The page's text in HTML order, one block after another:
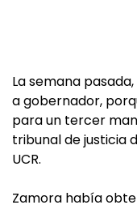
La semana
a gobernador,
para un tercer
tribunal de justicia
UCR.
Zamora había